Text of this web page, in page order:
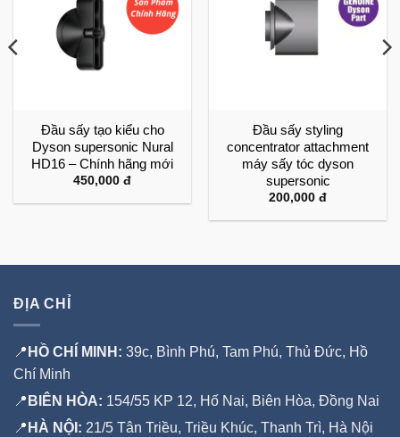
Đầu sấy tạo kiểu cho
Dyson supersonic Nural
HD16 – Chính hãng mới
450,000 đ
Đầu sấy styling
concentrator attachment
máy sấy tóc dyson
supersonic
200,000 đ
ĐỊA CHỈ
📍 HỒ CHÍ MINH: 39c, Bình Phú, Tam Phú, Thủ Đức, Hồ
Chí Minh
📍 BIÊN HÒA: 154/55 KP 12, Hố Nai, Biên Hòa, Đồng Nai
📍 HÀ NỘI: 21/5 Tân Triều, Triều Khúc, Thanh Trì, Hà Nội